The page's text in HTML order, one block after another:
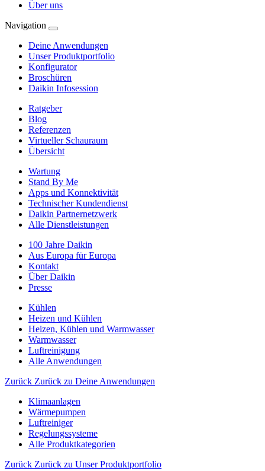
Über uns
Navigation
Deine Anwendungen
Unser Produktportfolio
Konfigurator
Broschüren
Daikin Infosession
Ratgeber
Blog
Referenzen
Virtueller Schauraum
Übersicht
Wartung
Stand By Me
Apps und Konnektivität
Technischer Kundendienst
Daikin Partnernetzwerk
Alle Dienstleistungen
100 Jahre Daikin
Aus Europa für Europa
Kontakt
Über Daikin
Presse
Kühlen
Heizen und Kühlen
Heizen, Kühlen und Warmwasser
Warmwasser
Luftreinigung
Alle Anwendungen
Zurück Zurück zu Deine Anwendungen
Klimaanlagen
Wärmepumpen
Luftreiniger
Regelungssysteme
Alle Produktkategorien
Zurück Zurück zu Unser Produktportfolio